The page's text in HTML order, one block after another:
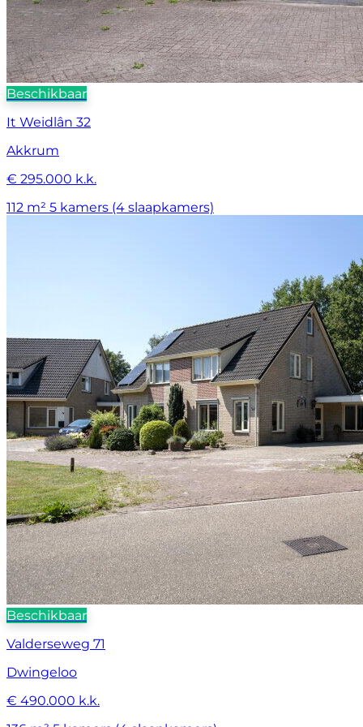
Beschikbaar
It Weidlân 32
Akkrum
€ 295.000 k.k.
112 m² 5 kamers (4 slaapkamers)
Beschikbaar
Valderseweg 71
Dwingeloo
€ 490.000 k.k.